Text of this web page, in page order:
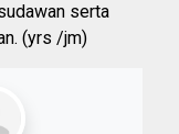
serta
(yrs /jm)